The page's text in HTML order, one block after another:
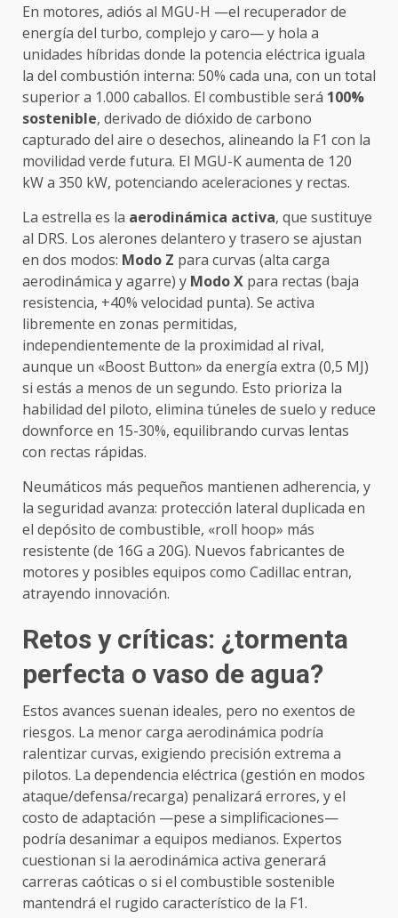
En motores, adiós al MGU-H —el recuperador de
energía del turbo, complejo y caro— y hola a
unidades híbridas donde la potencia eléctrica iguala
la del combustión interna: 50% cada una, con un total
superior a 1.000 caballos. El combustible será 100%
sostenible, derivado de dióxido de carbono
capturado del aire o desechos, alineando la F1 con la
movilidad verde futura. El MGU-K aumenta de 120
kW a 350 kW, potenciando aceleraciones y rectas.
La estrella es la aerodinámica activa, que sustituye
al DRS. Los alerones delantero y trasero se ajustan
en dos modos: Modo Z para curvas (alta carga
aerodinámica y agarre) y Modo X para rectas (baja
resistencia, +40% velocidad punta). Se activa
libremente en zonas permitidas,
independientemente de la proximidad al rival,
aunque un «Boost Button» da energía extra (0,5 MJ)
si estás a menos de un segundo. Esto prioriza la
habilidad del piloto, elimina túneles de suelo y reduce
downforce en 15-30%, equilibrando curvas lentas
con rectas rápidas.
Neumáticos más pequeños mantienen adherencia, y
la seguridad avanza: protección lateral duplicada en
el depósito de combustible, «roll hoop» más
resistente (de 16G a 20G). Nuevos fabricantes de
motores y posibles equipos como Cadillac entran,
atrayendo innovación.
Retos y críticas: ¿tormenta
perfecta o vaso de agua?
Estos avances suenan ideales, pero no exentos de
riesgos. La menor carga aerodinámica podría
ralentizar curvas, exigiendo precisión extrema a
pilotos. La dependencia eléctrica (gestión en modos
ataque/defensa/recarga) penalizará errores, y el
costo de adaptación —pese a simplificaciones—
podría desanimar a equipos medianos. Expertos
cuestionan si la aerodinámica activa generará
carreras caóticas o si el combustible sostenible
mantendrá el rugido característico de la F1.